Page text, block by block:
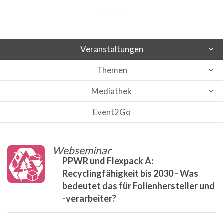
Veranstaltungen
Themen
Mediathek
Event2Go
Webseminar
PPWR und Flexpack A:
Recyclingfähigkeit bis 2030 - Was
bedeutet das für Folienhersteller und
-verarbeiter?